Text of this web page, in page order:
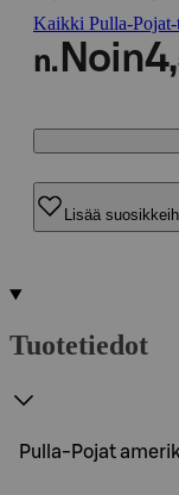
Kaikki Pulla-Pojat-
n. Noin
Lisää
Tuotetiedot
Pulla-Pojat